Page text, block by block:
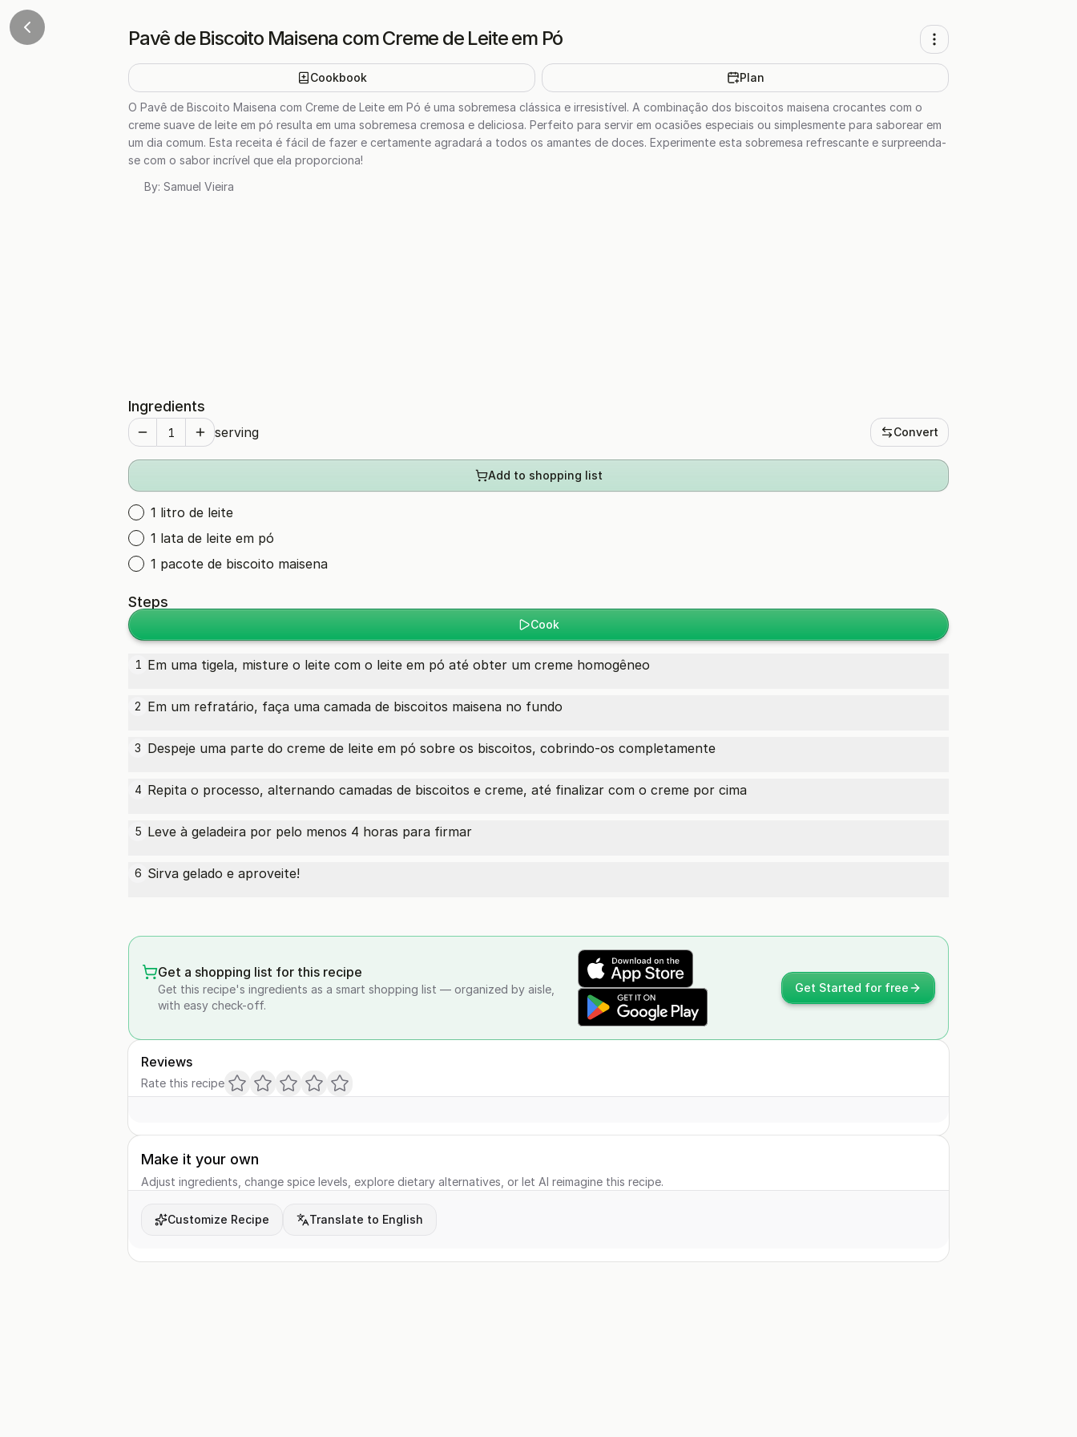
Pavê de Biscoito Maisena com Creme de Leite em Pó
Cookbook Plan
O Pavê de Biscoito Maisena com Creme de Leite em Pó é uma sobremesa clássica e irresistível. A combinação dos biscoitos maisena crocantes com o
creme suave de leite em pó resulta em uma sobremesa cremosa e deliciosa. Perfeito para servir em ocasiões especiais ou simplesmente para saborear em
um dia comum. Esta receita é fácil de fazer e certamente agradará a todos os amantes de doces. Experimente esta sobremesa refrescante e surpreenda-
se com o sabor incrível que ela proporciona!
By: Samuel Vieira
Ingredients
serving Convert
Add to shopping list
1 litro de leite
1 lata de leite em pó
1 pacote de biscoito maisena
Steps
Cook
1 Em uma tigela, misture o leite com o leite em pó até obter um creme homogêneo
2 Em um refratário, faça uma camada de biscoitos maisena no fundo
3 Despeje uma parte do creme de leite em pó sobre os biscoitos, cobrindo-os completamente
4 Repita o processo, alternando camadas de biscoitos e creme, até finalizar com o creme por cima
5 Leve à geladeira por pelo menos 4 horas para firmar
6 Sirva gelado e aproveite!
Get a shopping list for this recipe
Get this recipe's ingredients as a smart shopping list — organized by aisle,
with easy check-off.
Get Started for free
Reviews
Rate this recipe
Make it your own
Adjust ingredients, change spice levels, explore dietary alternatives, or let AI reimagine this recipe.
Customize Recipe Translate to English